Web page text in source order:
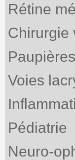
Rétine
Chirurgie
Voies
Pédiatrie
Neuro-